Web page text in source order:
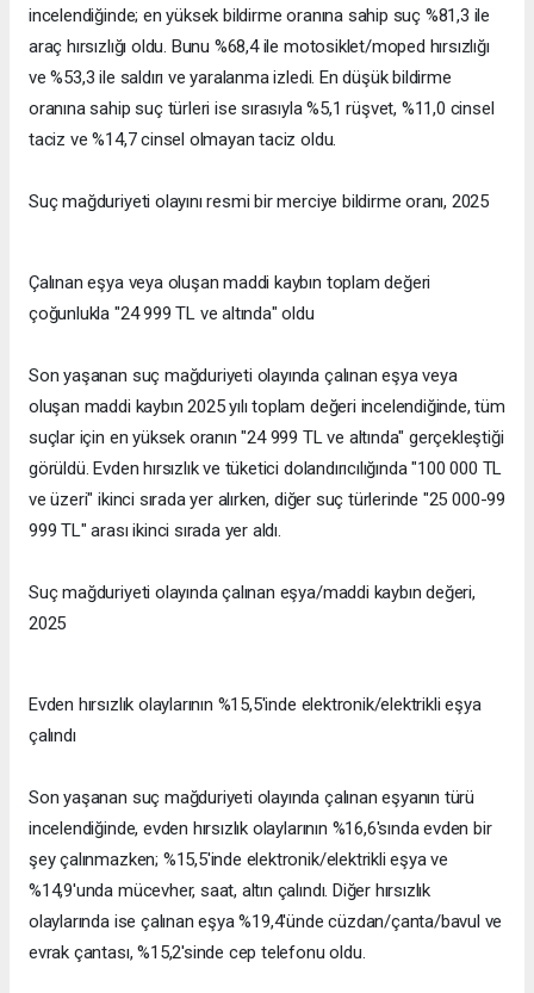
incelendiğinde; en yüksek bildirme oranına sahip suç %81,3 ile
araç hırsızlığı oldu. Bunu %68,4 ile motosiklet/moped hırsızlığı
ve %53,3 ile saldırı ve yaralanma izledi. En düşük bildirme
oranına sahip suç türleri ise sırasıyla %5,1 rüşvet, %11,0 cinsel
taciz ve %14,7 cinsel olmayan taciz oldu.
Suç mağduriyeti olayını resmi bir merciye bildirme oranı, 2025
Çalınan eşya veya oluşan maddi kaybın toplam değeri
çoğunlukla "24 999 TL ve altında" oldu
Son yaşanan suç mağduriyeti olayında çalınan eşya veya
oluşan maddi kaybın 2025 yılı toplam değeri incelendiğinde, tüm
suçlar için en yüksek oranın "24 999 TL ve altında" gerçekleştiği
görüldü. Evden hırsızlık ve tüketici dolandırıcılığında "100 000 TL
ve üzeri" ikinci sırada yer alırken, diğer suç türlerinde "25 000-99
999 TL" arası ikinci sırada yer aldı.
Suç mağduriyeti olayında çalınan eşya/maddi kaybın değeri,
2025
Evden hırsızlık olaylarının %15,5'inde elektronik/elektrikli eşya
çalındı
Son yaşanan suç mağduriyeti olayında çalınan eşyanın türü
incelendiğinde, evden hırsızlık olaylarının %16,6'sında evden bir
şey çalınmazken; %15,5'inde elektronik/elektrikli eşya ve
%14,9'unda mücevher, saat, altın çalındı. Diğer hırsızlık
olaylarında ise çalınan eşya %19,4'ünde cüzdan/çanta/bavul ve
evrak çantası, %15,2'sinde cep telefonu oldu.